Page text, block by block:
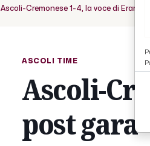
Ascoli-Cremonese 1-4, la voce di Eramo
ASCOLI TIME
Ascoli-
post gara